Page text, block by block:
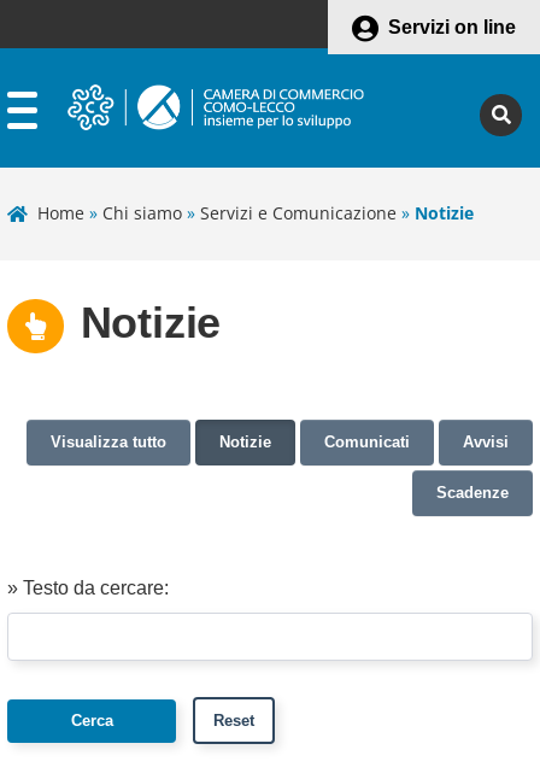
Servizi on line
Home » Chi siamo » Servizi e Comunicazione » Notizie
Notizie
Visualizza tutto Notizie Comunicati Avvisi
Scadenze
» Testo da cercare: